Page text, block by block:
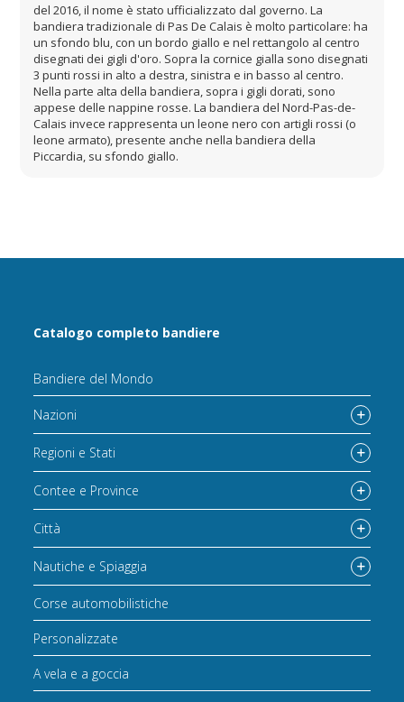
del 2016, il nome è stato ufficializzato dal governo. La
bandiera tradizionale di Pas De Calais è molto particolare: ha
un sfondo blu, con un bordo giallo e nel rettangolo al centro
disegnati dei gigli d'oro. Sopra la cornice gialla sono disegnati
3 punti rossi in alto a destra, sinistra e in basso al centro.
Nella parte alta della bandiera, sopra i gigli dorati, sono
appese delle nappine rosse. La bandiera del Nord-Pas-de-
Calais invece rappresenta un leone nero con artigli rossi (o
leone armato), presente anche nella bandiera della
Piccardia, su sfondo giallo.
Catalogo completo bandiere
Bandiere del Mondo
Nazioni
Regioni e Stati
Contee e Province
Città
Nautiche e Spiaggia
Corse automobilistiche
Personalizzate
A vela e a goccia